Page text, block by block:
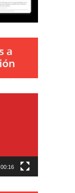
00:16